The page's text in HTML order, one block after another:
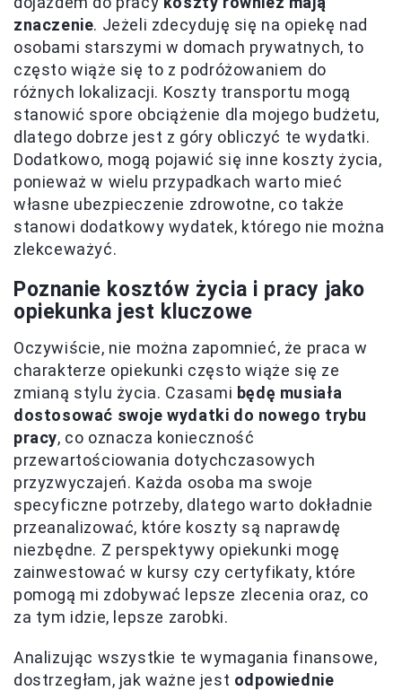
znaczenie. Jeżeli zdecyduję się na opiekę nad
osobami starszymi w domach prywatnych, to
często wiąże się to z podróżowaniem do
różnych lokalizacji. Koszty transportu mogą
stanowić spore obciążenie dla mojego budżetu,
dlatego dobrze jest z góry obliczyć te wydatki.
Dodatkowo, mogą pojawić się inne koszty życia,
ponieważ w wielu przypadkach warto mieć
własne ubezpieczenie zdrowotne, co także
stanowi dodatkowy wydatek, którego nie można
zlekceważyć.
Poznanie kosztów życia i pracy jako
opiekunka jest kluczowe
Oczywiście, nie można zapomnieć, że praca w
charakterze opiekunki często wiąże się ze
zmianą stylu życia. Czasami będę musiała
dostosować swoje wydatki do nowego trybu
pracy, co oznacza konieczność
przewartościowania dotychczasowych
przyzwyczajeń. Każda osoba ma swoje
specyficzne potrzeby, dlatego warto dokładnie
przeanalizować, które koszty są naprawdę
niezbędne. Z perspektywy opiekunki mogę
zainwestować w kursy czy certyfikaty, które
pomogą mi zdobywać lepsze zlecenia oraz, co
za tym idzie, lepsze zarobki.
Analizując wszystkie te wymagania finansowe,
dostrzegłam, jak ważne jest odpowiednie